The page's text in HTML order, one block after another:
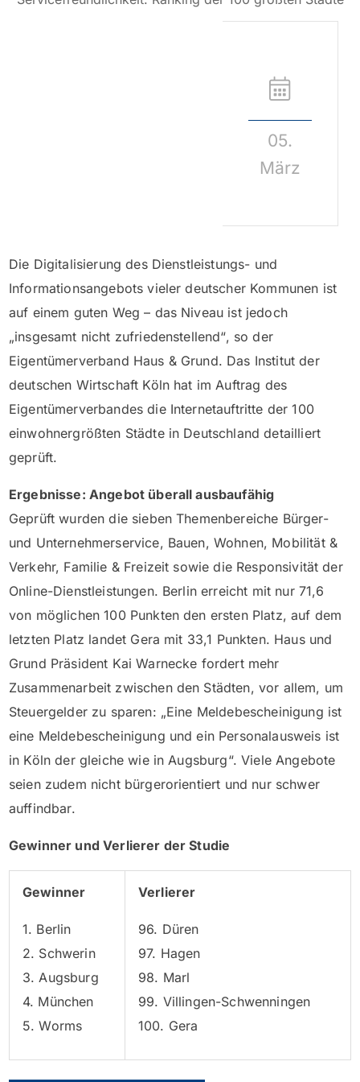
05.
März
Die Digitalisierung des Dienstleistungs- und
Informationsangebots vieler deutscher Kommunen ist
auf einem guten Weg – das Niveau ist jedoch
„insgesamt nicht zufriedenstellend“, so der
Eigentümerverband Haus & Grund. Das Institut der
deutschen Wirtschaft Köln hat im Auftrag des
Eigentümerverbandes die Internetauftritte der 100
einwohnergrößten Städte in Deutschland detailliert
geprüft.
Ergebnisse: Angebot überall ausbaufähig
Geprüft wurden die sieben Themenbereiche Bürger-
und Unternehmerservice, Bauen, Wohnen, Mobilität &
Verkehr, Familie & Freizeit sowie die Responsivität der
Online-Dienstleistungen. Berlin erreicht mit nur 71,6
von möglichen 100 Punkten den ersten Platz, auf dem
letzten Platz landet Gera mit 33,1 Punkten. Haus und
Grund Präsident Kai Warnecke fordert mehr
Zusammenarbeit zwischen den Städten, vor allem, um
Steuergelder zu sparen: „Eine Meldebescheinigung ist
eine Meldebescheinigung und ein Personalausweis ist
in Köln der gleiche wie in Augsburg“. Viele Angebote
seien zudem nicht bürgerorientiert und nur schwer
auffindbar.
Gewinner und Verlierer der Studie
Gewinner
1. Berlin
2. Schwerin
3. Augsburg
4. München
5. Worms
Verlierer
96. Düren
97. Hagen
98. Marl
99. Villingen-Schwenningen
100. Gera